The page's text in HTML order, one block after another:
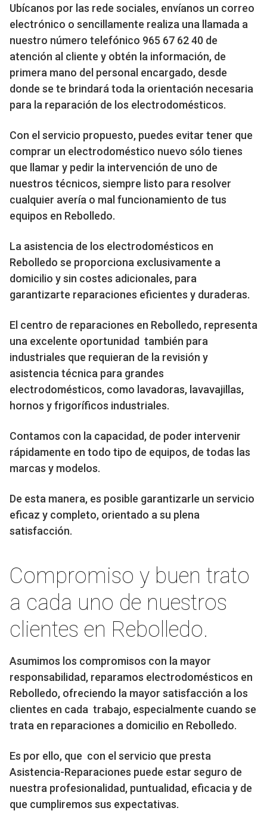
Ubícanos por las rede sociales, envíanos un correo
electrónico o sencillamente realiza una llamada a
nuestro número telefónico 965 67 62 40 de
atención al cliente y obtén la información, de
primera mano del personal encargado, desde
donde se te brindará toda la orientación necesaria
para la reparación de los electrodomésticos.
Con el servicio propuesto, puedes evitar tener que
comprar un electrodoméstico nuevo sólo tienes
que llamar y pedir la intervención de uno de
nuestros técnicos, siempre listo para resolver
cualquier avería o mal funcionamiento de tus
equipos en Rebolledo.
La asistencia de los electrodomésticos en
Rebolledo se proporciona exclusivamente a
domicilio y sin costes adicionales, para
garantizarte reparaciones eficientes y duraderas.
El centro de reparaciones en Rebolledo, representa
una excelente oportunidad también para
industriales que requieran de la revisión y
asistencia técnica para grandes
electrodomésticos, como lavadoras, lavavajillas,
hornos y frigoríficos industriales.
Contamos con la capacidad, de poder intervenir
rápidamente en todo tipo de equipos, de todas las
marcas y modelos.
De esta manera, es posible garantizarle un servicio
eficaz y completo, orientado a su plena
satisfacción.
Compromiso y buen trato
a cada uno de nuestros
clientes en Rebolledo.
Asumimos los compromisos con la mayor
responsabilidad, reparamos electrodomésticos en
Rebolledo, ofreciendo la mayor satisfacción a los
clientes en cada trabajo, especialmente cuando se
trata en reparaciones a domicilio en Rebolledo.
Es por ello, que con el servicio que presta
Asistencia-Reparaciones puede estar seguro de
nuestra profesionalidad, puntualidad, eficacia y de
que cumpliremos sus expectativas.